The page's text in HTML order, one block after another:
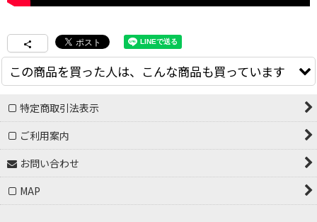
この商品を買った人は、こんな商品も買っています
特定商取引法表示
ご利用案内
お問い合わせ
MAP